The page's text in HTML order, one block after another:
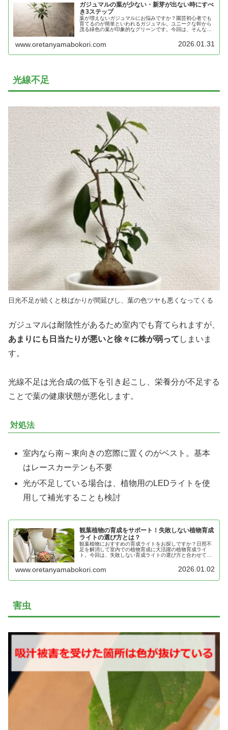
ガジュマルの葉が少ない・新芽が出ない時にすべ
き3ステップ
葉が増えないガジュマルにお悩みですか？園芸初心者でも
育てるのが簡単といわれるガジュマル。ユニークな幹から
茂る緑色の葉が印象的なグリーンです。今回は、そんなガ
www.oretanyamabokori.com 2026.01.31
光線不足
日光不足が続くと枝ばかりが間延びし、葉の色ツヤも悪くなってくる
ガジュマルは耐陰性があるため室内でも育てられますが、
あまりにも日当たりが悪いと徐々に株が弱って しまいま
す。
光線不足は光合成の低下を引き起こし、栄養分が不足する
ことで葉の健康状態が悪化します。
対処法
室内なら南～東向きの窓際に置くのがベスト。基本
はレースカーテンも不要
光が不足している場合は、植物用のLEDライトを使
用して補光することも検討
観葉植物の育成をサポート！失敗しない植物育成
ライトの選び方とは？
観葉植物におすすめの育成ライトをお探しですか？日照不
足を解消して室内での植物育成に大活躍の植物育成ライ
ト。今回は、失敗しない育成ライトの選び方と合わせて、
ます。
www.oretanyamabokori.com 2026.01.02
害虫